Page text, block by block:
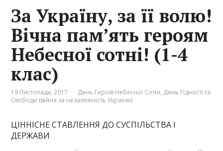
За Україну, за її волю!
Вічна пам’ять героям
Небесної сотні! (1-4
клас)
19 Листопада, 2017 День Героїв Небесної Сотні, День Гідності та
Свободи (війна за незалежність України)
ЦІННІСНЕ СТАВЛЕННЯ ДО СУСПІЛЬСТВА І
ДЕРЖАВИ